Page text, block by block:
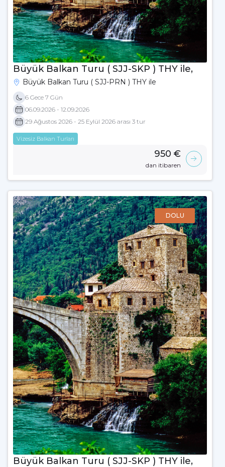
Büyük Balkan Turu ( SJJ-SKP ) THY ile,
Büyük Balkan Turu ( SJJ-PRN ) THY ile
6 Gece 7 Gün
06.09.2026 - 12.09.2026
29 Ağustos 2026 - 25 Eylül 2026 arası 3 tur
Vizesiz Balkan Turları
950 €
dan itibaren
DOLU
Büyük Balkan Turu ( SJJ-SKP ) THY ile,